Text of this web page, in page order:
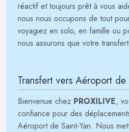
réactif et toujours prêt à vous
nous nous occupons de tout
voyagiez en solo, en famille ou
nous assurons que votre
Transfert vers Aéroport de
Bienvenue chez PROXILIVE,
confiance pour des
Aéroport de Saint-Yan. Nous